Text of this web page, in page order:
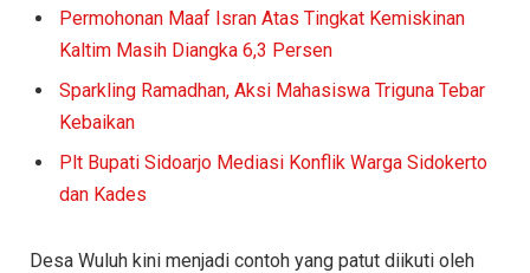
Permohonan Maaf Isran Atas Tingkat Kemiskinan
Kaltim Masih Diangka 6,3 Persen
Sparkling Ramadhan, Aksi Mahasiswa Triguna Tebar
Kebaikan
Plt Bupati Sidoarjo Mediasi Konflik Warga Sidokerto
dan Kades
Desa Wuluh kini menjadi contoh yang patut diikuti oleh